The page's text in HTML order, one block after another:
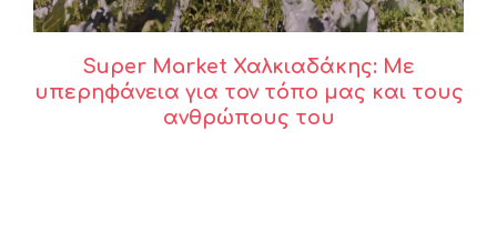
Super Market Χαλκιαδάκης: Με
υπερηφάνεια για τον τόπο μας και τους
ανθρώπους του